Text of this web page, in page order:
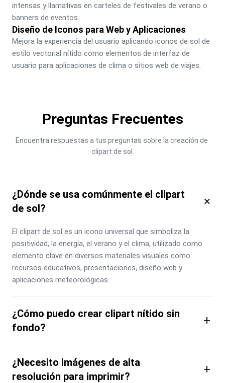
intensas y llamativas en carteles de festivales de verano o
banners de eventos.
Diseño de Iconos para Web y Aplicaciones
Mejora la experiencia del usuario aplicando iconos de sol de
estilo vectorial nítido como elementos de interfaz de
usuario para aplicaciones de clima o sitios web de viajes.
Preguntas Frecuentes
Encuentra respuestas a tus preguntas sobre la creación de
clipart de sol.
¿Dónde se usa comúnmente el clipart
de sol?
×
El clipart de sol es un icono universal que simboliza la
positividad, la energía, el verano y el clima, utilizado como
elemento clave en diversos materiales visuales como
recursos educativos, presentaciones, diseño web y
aplicaciones meteorológicas.
¿Cómo puedo crear clipart nítido sin
fondo?
+
¿Necesito imágenes de alta
resolución para imprimir?
+